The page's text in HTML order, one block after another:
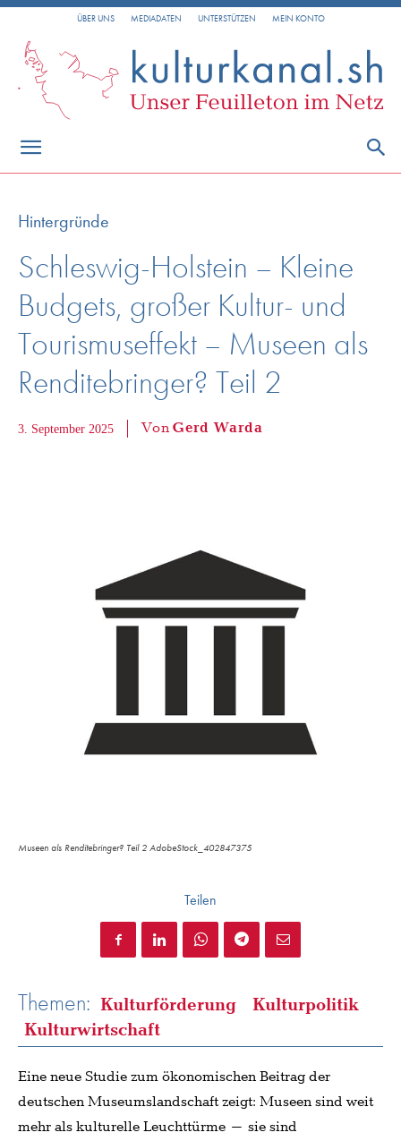
ÜBER UNS MEDIADATEN UNTERSTÜTZEN MEIN KONTO
Hintergründe
Schleswig-Holstein – Kleine
Budgets, großer Kultur- und
Tourismuseffekt – Museen als
Renditebringer? Teil 2
3. September 2025 VonGerd Warda
Museen als Renditebringer? Teil 2 AdobeStock_402847375
Teilen
Themen: Kulturförderung
Kulturpolitik
Kulturwirtschaft
Eine neue Studie zum ökonomischen Beitrag der
deutschen Museumslandschaft zeigt: Museen sind weit
mehr als kulturelle Leuchttürme – sie sind